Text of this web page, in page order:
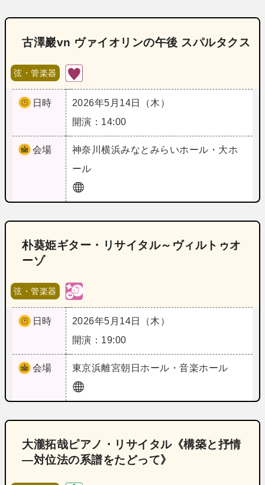
古澤巖vn ヴァイオリンの午後 スパルタクス
弦・管楽器
日時
2026年5月14日（木）
開演：14:00
会場 神奈川横浜みなとみらいホール・大ホ
ール
朴葵姫ギター・リサイタル～ヴィルトゥオ
ーゾ
弦・管楽器
日時
2026年5月14日（木）
開演：19:00
会場 東京浜離宮朝日ホール・音楽ホール
大瀧拓哉ピアノ・リサイタル《構築と抒情
―対位法の系譜をたどって》